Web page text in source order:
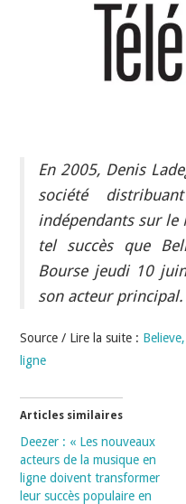
INDÉPENDANTS
En 2005, Denis
société
indépendants sur le
tel succès que
Bourse jeudi 10
son acteur principal.
Source / Lire la suite :
ligne
Articles similaires
Deezer : « Les nouveaux
acteurs de la musique en
ligne doivent transformer
leur succès populaire en